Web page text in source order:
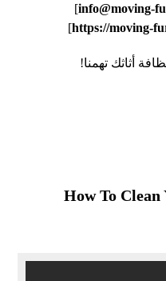
info@moving-
]
https://moving-
]
أثاثك تهمنا!
How To Clean